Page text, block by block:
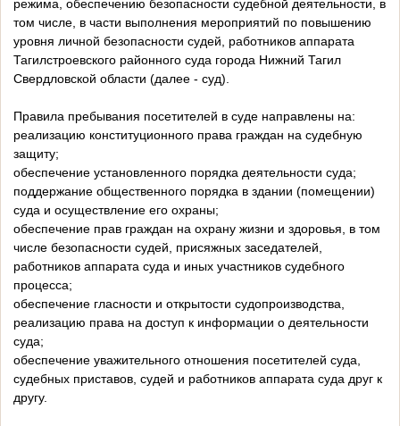
режима, обеспечению безопасности судебной деятельности, в
том числе, в части выполнения мероприятий по повышению
уровня личной безопасности судей, работников аппарата
Тагилстроевского районного суда города Нижний Тагил
Свердловской области (далее - суд).
Правила пребывания посетителей в суде направлены на:
реализацию конституционного права граждан на судебную
защиту;
обеспечение установленного порядка деятельности суда;
поддержание общественного порядка в здании (помещении)
суда и осуществление его охраны;
обеспечение прав граждан на охрану жизни и здоровья, в том
числе безопасности судей, присяжных заседателей,
работников аппарата суда и иных участников судебного
процесса;
обеспечение гласности и открытости судопроизводства,
реализацию права на доступ к информации о деятельности
суда;
обеспечение уважительного отношения посетителей суда,
судебных приставов, судей и работников аппарата суда друг к
другу.